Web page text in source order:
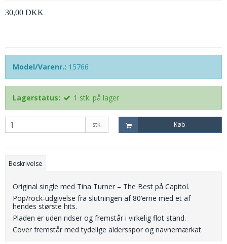
30,00 DKK
Model/Varenr.: 15766
Lagerstatus: 1 stk. på lager
stk. Køb
Beskrivelse
Original single med Tina Turner – The Best på Capitol.
Pop/rock-udgivelse fra slutningen af 80’erne med et af
hendes største hits.
Pladen er uden ridser og fremstår i virkelig flot stand.
Cover fremstår med tydelige aldersspor og navnemærkat.